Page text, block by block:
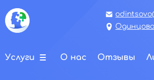
Услуги О нас Отзывы